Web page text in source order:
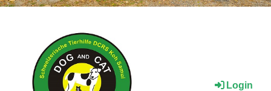
Login